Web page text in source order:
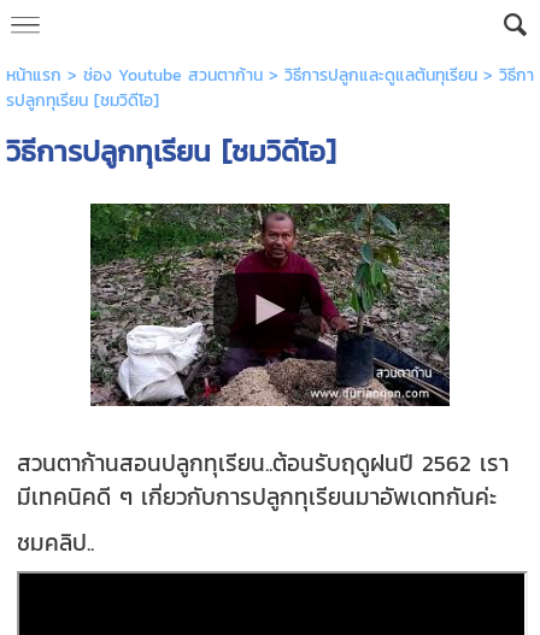
หน้าแรก > ช่อง Youtube สวนตาก้าน> วิธีการปลูกและดูแลต้นทุเรียน> วิธีกา
รปลูกทุเรียน [ชมวิดีโอ]
วิธีการปลูกทุเรียน [ชมวิดีโอ]
สวนตาก้านสอนปลูกทุเรียน..ต้อนรับฤดูฝนปี 2562 เรา
มีเทคนิคดี ๆ เกี่ยวกับการปลูกทุเรียนมาอัพเดทกันค่ะ
ชมคลิป..